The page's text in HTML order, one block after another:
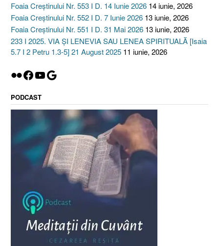
Foaia Creștinului Nr. 553 I D. 14 Iunie 2026 14 iunie, 2026
Foaia Creștinului Nr. 552 I D. 7 Iunie 2026 13 iunie, 2026
Foaia Creștinului Nr. 551 I D. 31 Mai 2026 13 iunie, 2026
233 I 2025. VIA ȘI LENEVIA SAU LENEA SPIRITUALĂ [Isaia
5.7 I 2 Petru 1.3-5] 21 August 2025 11 iunie, 2026
Flickr
Facebook
YouTube
Google
PODCAST